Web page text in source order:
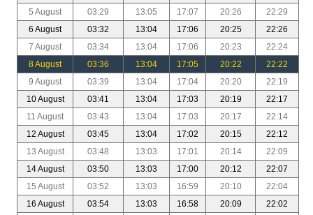
5 August
03:29 13:05 17:07 20:26
22:29
6 August
03:32 13:04 17:06 20:25
22:26
7 August
03:34 13:04 17:06 20:23
22:24
8 August
03:36 13:04 17:05 20:22
22:22
9 August
03:39 13:04 17:04 20:20
22:19
10 August
03:41 13:04 17:03 20:19
22:17
11 August
03:43 13:04 17:03 20:17
22:14
12 August
03:45 13:04 17:02 20:15
22:12
13 August
03:48 13:03 17:01 20:14
22:09
14 August
03:50 13:03 17:00 20:12
22:07
15 August
03:52 13:03 16:59 20:10
22:04
16 August
03:54 13:03 16:58 20:09
22:02